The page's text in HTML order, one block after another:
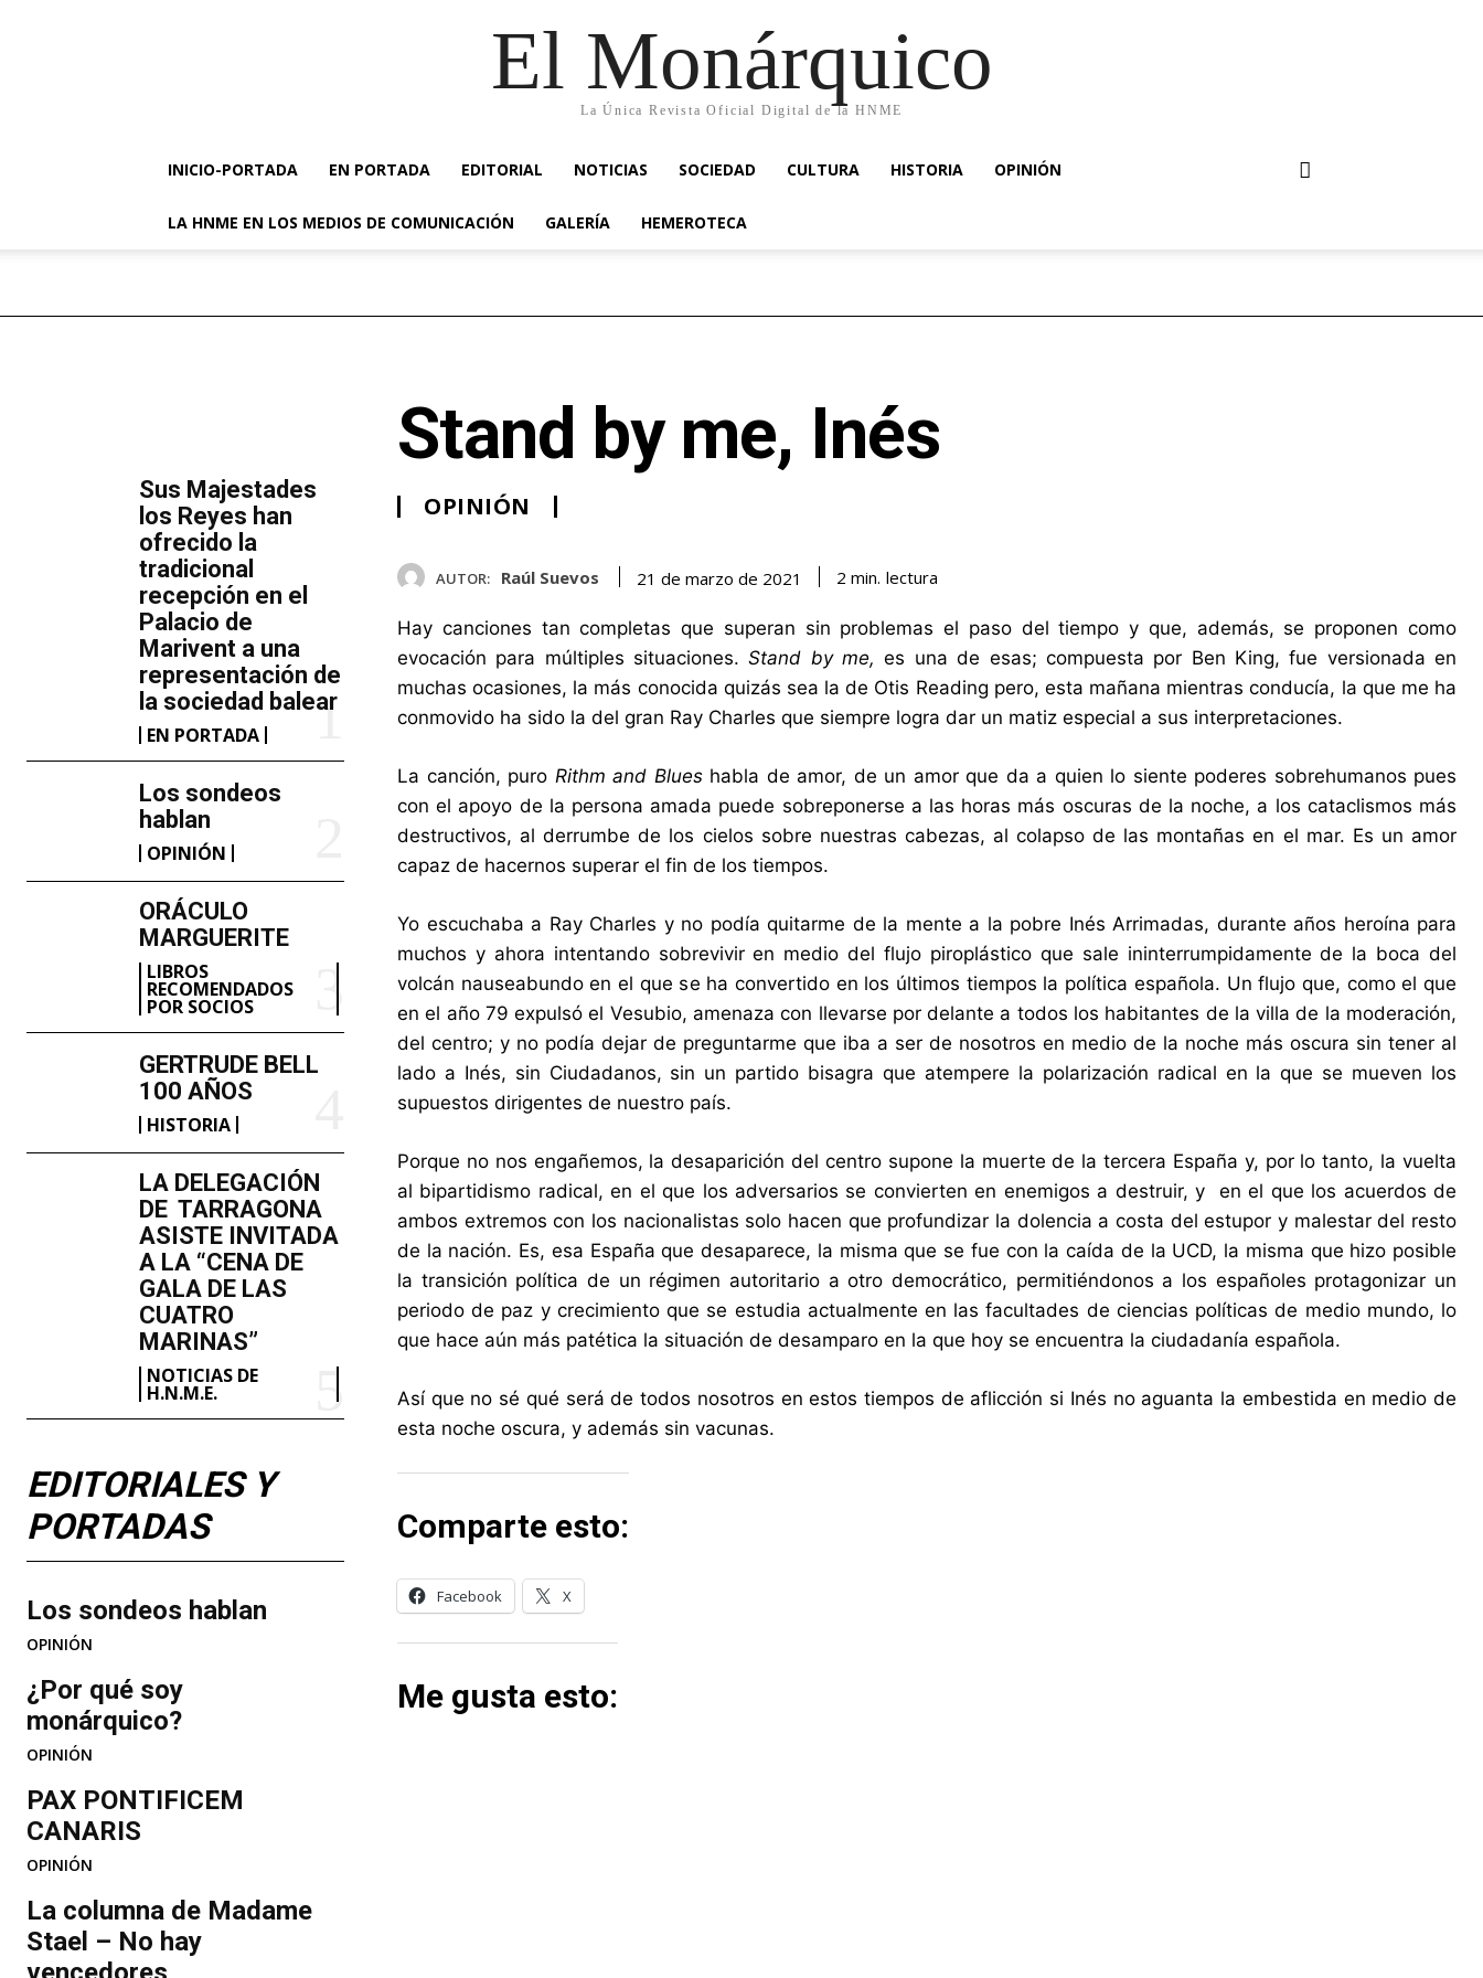
El Monárquico
La Única Revista Oficial Digital de la HNME
INICIO-PORTADA EN PORTADA EDITORIAL NOTICIAS SOCIEDAD CULTURA HISTORIA OPINIÓN
LA HNME EN LOS MEDIOS DE COMUNICACIÓN GALERÍA HEMEROTECA
​Sus Majestades
los Reyes han
ofrecido la
tradicional
recepción en el
Palacio de
Marivent​ a una
representación de
la sociedad balear
EN PORTADA
Los sondeos
hablan
OPINIÓN
ORÁCULO
MARGUERITE
LIBROS
RECOMENDADOS
POR SOCIOS
GERTRUDE BELL
100 AÑOS
HISTORIA
LA DELEGACIÓN
DE TARRAGONA
ASISTE INVITADA
A LA “CENA DE
GALA DE LAS
CUATRO
MARINAS”
NOTICIAS DE
H.N.M.E.
EDITORIALES Y
PORTADAS
Los sondeos hablan
OPINIÓN
¿Por qué soy
monárquico?
OPINIÓN
PAX PONTIFICEM
CANARIS
OPINIÓN
La columna de Madame
Stael – No hay
Stand by me, Inés
OPINIÓN
AUTOR: Raúl Suevos 21 de marzo de 2021 2 min. lectura
Hay canciones tan completas que superan sin problemas el paso del tiempo y que, además, se proponen como
evocación para múltiples situaciones.Stand by me,es una de esas; compuesta por Ben King, fue versionada en
muchas ocasiones, la más conocida quizás sea la de Otis Reading pero, esta mañana mientras conducía, la que me ha
conmovido ha sido la del gran Ray Charles que siempre logra dar un matiz especial a sus interpretaciones.
La canción, puro Rithm and Blueshabla de amor, de un amor que da a quien lo siente poderes sobrehumanos pues
con el apoyo de la persona amada puede sobreponerse a las horas más oscuras de la noche, a los cataclismos más
destructivos, al derrumbe de los cielos sobre nuestras cabezas, al colapso de las montañas en el mar. Es un amor
capaz de hacernos superar el fin de los tiempos.
Yo escuchaba a Ray Charles y no podía quitarme de la mente a la pobre Inés Arrimadas, durante años heroína para
muchos y ahora intentando sobrevivir en medio del flujo piroplástico que sale ininterrumpidamente de la boca del
volcán nauseabundo en el que se ha convertido en los últimos tiempos la política española. Un flujo que, como el que
en el año 79 expulsó el Vesubio, amenaza con llevarse por delante a todos los habitantes de la villa de la moderación,
del centro; y no podía dejar de preguntarme que iba a ser de nosotros en medio de la noche más oscura sin tener al
lado a Inés, sin Ciudadanos, sin un partido bisagra que atempere la polarización radical en la que se mueven los
supuestos dirigentes de nuestro país.
Porque no nos engañemos, la desaparición del centro supone la muerte de la tercera España y, por lo tanto, la vuelta
al bipartidismo radical, en el que los adversarios se convierten en enemigos a destruir, y en el que los acuerdos de
ambos extremos con los nacionalistas solo hacen que profundizar la dolencia a costa del estupor y malestar del resto
de la nación. Es, esa España que desaparece, la misma que se fue con la caída de la UCD, la misma que hizo posible
la transición política de un régimen autoritario a otro democrático, permitiéndonos a los españoles protagonizar un
periodo de paz y crecimiento que se estudia actualmente en las facultades de ciencias políticas de medio mundo, lo
que hace aún más patética la situación de desamparo en la que hoy se encuentra la ciudadanía española.
Así que no sé qué será de todos nosotros en estos tiempos de aflicción si Inés no aguanta la embestida en medio de
esta noche oscura, y además sin vacunas.
Comparte esto:
Facebook X
Me gusta esto: